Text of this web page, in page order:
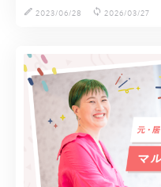
2023/06/28
2026/03/27